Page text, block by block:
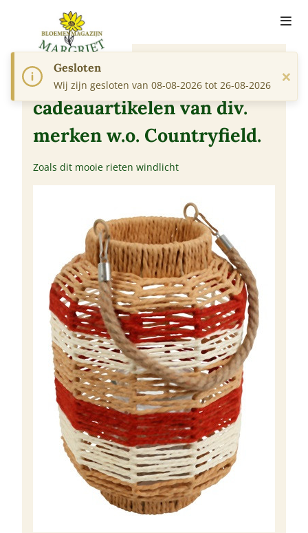
Mooie betaalbare
cadeauartikelen van div.
merken w.o. Countryfield.
Zoals dit mooie rieten windlicht
Gesloten
Wij zijn gesloten van 08-08-2026 tot 26-08-2026 ×